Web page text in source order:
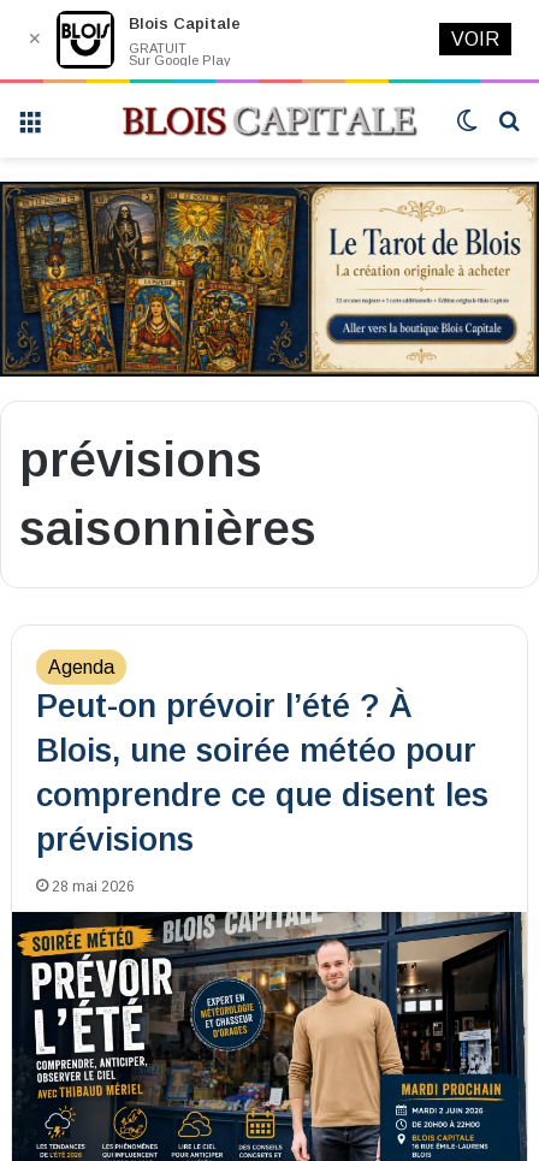
Switch
prévisions
saisonnières
Agenda
Peut-on prévoir l’été ? À
Blois, une soirée météo pour
comprendre ce que disent les
prévisions
28 mai 2026
✕
Blois Capitale
GRATUIT
Sur Google Play
VOIR